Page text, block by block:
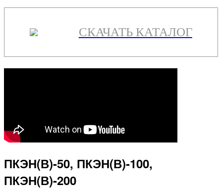
СКАЧАТЬ КАТАЛОГ
ПКЭН(В)-50, ПКЭН(В)-100,
ПКЭН(В)-200